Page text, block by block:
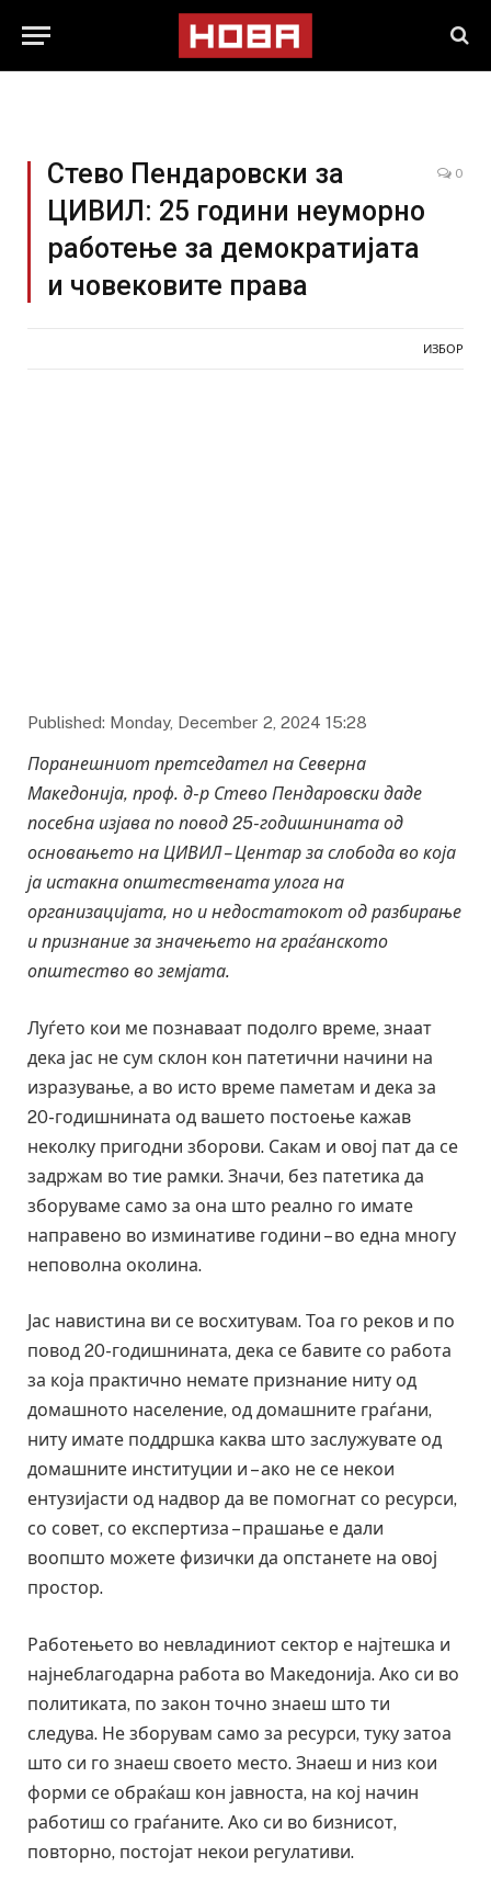
Стево Пендаровски за
ЦИВИЛ: 25 години неуморно
работење за демократијата
и човековите права
0
ИЗБОР
Published: Monday, December 2, 2024 15:28
Поранешниот претседател на Северна
Македонија, проф. д-р Стево Пендаровски даде
посебна изјава по повод 25-годишнината од
основањето на ЦИВИЛ – Центар за слобода во која
ја истакна општествената улога на
организацијата, но и недостатокот од разбирање
и признание за значењето на граѓанското
општество во земјата.
Луѓето кои ме познаваат подолго време, знаат
дека јас не сум склон кон патетични начини на
изразување, а во исто време паметам и дека за
20-годишнината од вашето постоење кажав
неколку пригодни зборови. Сакам и овој пат да се
задржам во тие рамки. Значи, без патетика да
зборуваме само за она што реално го имате
направено во изминативе години – во една многу
неповолна околина.
Јас навистина ви се восхитувам. Тоа го реков и по
повод 20-годишнината, дека се бавите со работа
за која практично немате признание ниту од
домашното население, од домашните граѓани,
ниту имате поддршка каква што заслужувате од
домашните институции и – ако не се некои
ентузијасти од надвор да ве помогнат со ресурси,
со совет, со експертиза – прашање е дали
воопшто можете физички да опстанете на овој
простор.
Работењето во невладиниот сектор е најтешка и
најнеблагодарна работа во Македонија. Ако си во
политиката, по закон точно знаеш што ти
следува. Не зборувам само за ресурси, туку затоа
што си го знаеш своето место. Знаеш и низ кои
форми се обраќаш кон јавноста, на кој начин
работиш со граѓаните. Ако си во бизнисот,
повторно, постојат некои регулативи.